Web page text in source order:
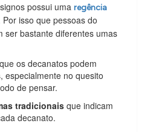
possui umaregência
isso que pessoas do
ser bastante diferentes umas
os decanatos podem
especialmente no quesito
de pensar.
tradicionais que indicam
decanato.